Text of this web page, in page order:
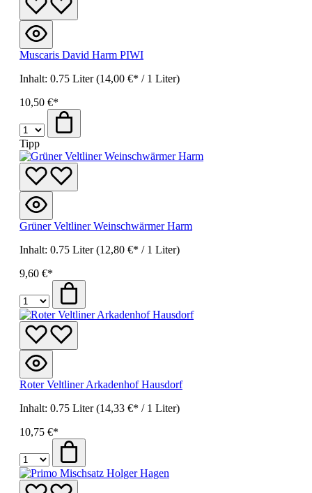
Muscaris David Harm PIWI
Inhalt: 0.75 Liter(14,00 €* / 1 Liter)
10,50 €*
Tipp
Grüner Veltliner Weinschwärmer Harm
Inhalt: 0.75 Liter(12,80 €* / 1 Liter)
9,60 €*
Roter Veltliner Arkadenhof Hausdorf
Inhalt: 0.75 Liter(14,33 €* / 1 Liter)
10,75 €*